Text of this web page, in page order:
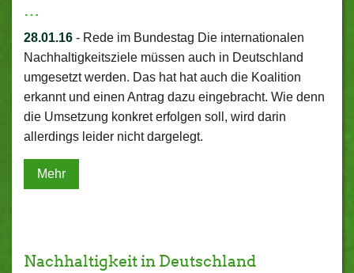
…
28.01.16 - Rede im Bundestag Die internationalen
Nachhaltigkeitsziele müssen auch in Deutschland
umgesetzt werden. Das hat hat auch die Koalition
erkannt und einen Antrag dazu eingebracht. Wie denn
die Umsetzung konkret erfolgen soll, wird darin
allerdings leider nicht dargelegt.
Mehr
Nachhaltigkeit in Deutschland